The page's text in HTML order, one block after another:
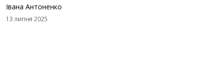
Івана Антоненко
13 липня 2025